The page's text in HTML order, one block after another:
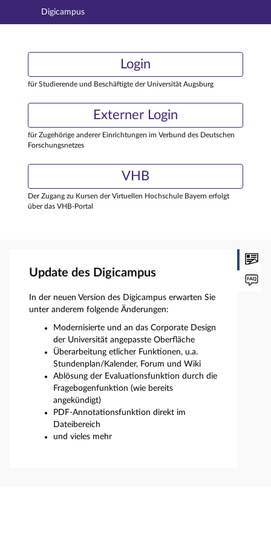
Hauptnavigation
Externer Login
Digicampus
Login
für Studierende und Beschäftigte der Universität Augsburg
Externer Login
für Zugehörige anderer Einrichtungen im Verbund des Deutschen
Forschungsnetzes
VHB
Der Zugang zu Kursen der Virtuellen Hochschule Bayern erfolgt
über das VHB-Portal
Update des Digicampus
In der neuen Version des Digicampus erwarten Sie
unter anderem folgende Änderungen:
Modernisierte und an das Corporate Design
der Universität angepasste Oberfläche
Überarbeitung etlicher Funktionen, u.a.
Stundenplan/Kalender, Forum und Wiki
Ablösung der Evaluationsfunktion durch die
Fragebogenfunktion (wie bereits
angekündigt)
PDF-Annotationsfunktion direkt im
Dateibereich
und vieles mehr